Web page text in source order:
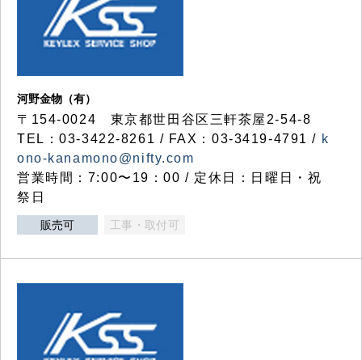
河野金物（有）
〒154-0024 東京都世田谷区三軒茶屋2-54-8
TEL：03-3422-8261 / FAX：03-3419-4791 / k
ono-kanamono@nifty.com
営業時間：7:00〜19：00 / 定休日：日曜日・祝
祭日
販売可 工事・取付可